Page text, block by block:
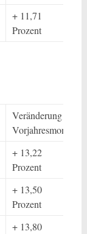
+ 11,71
Prozent
Veränderung /
Vorjahresmonat
+ 13,22
Prozent
+ 13,50
Prozent
+ 13,80